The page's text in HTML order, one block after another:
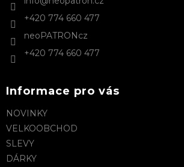
+420 774 660 477
neoPATRONcz
+420 774 660 477
Informace pro vás
NOVINKY
VELKOOBCHOD
SLEVY
DÁRKY